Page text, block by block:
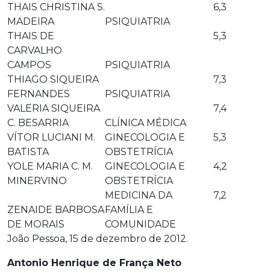
THAIS CHRISTINA S.
MADEIRA
PSIQUIATRIA
6,3
THAIS DE
CARVALHO
CAMPOS
PSIQUIATRIA
5,3
THIAGO SIQUEIRA
FERNANDES
PSIQUIATRIA
7,3
VALERIA SIQUEIRA
C. BESARRIA
CLÍNICA MÉDICA
7,4
VÍTOR LUCIANI M.
BATISTA
GINECOLOGIA E
OBSTETRÍCIA
5,3
YOLE MARIA C. M.
MINERVINO
GINECOLOGIA E
OBSTETRÍCIA
4,2
ZENAIDE BARBOSA
DE MORAIS
MEDICINA DA
FAMÍLIA E
COMUNIDADE
7,2
João Pessoa, 15 de dezembro de 2012.
Antonio Henrique de França Neto